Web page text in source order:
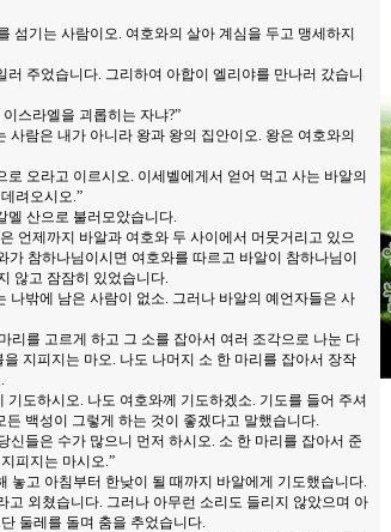
섬기는 사람이오. 여호와의 살아 계심을 두고 맹세하지
주었습니다. 그리하여 아합이 엘리야를 만나러 갔습니
스라엘을 괴롭히는 자냐?”
람은 내가 아니라 왕과 왕의 집안이오. 왕은 여호와의
오라고 이르시오. 이세벨에게서 얻어 먹고 사는 바알의
려오시오.”
산으로 불러모았습니다.
언제까지 바알과 여호와 두 사이에서 머뭇거리고 있으
참하나님이시면 여호와를 따르고 바알이 참하나님이
않고 잠잠히 있었습니다.
밖에 남은 사람이 없소. 그러나 바알의 예언자들은 사
를 고르게 하고 그 소를 잡아서 여러 조각으로 나눈 다
지피지는 마오. 나도 나머지 소 한 마리를 잡아서 장작
도하시오. 나도 여호와께 기도하겠소. 기도를 들어 주셔
백성이 그렇게 하는 것이 좋겠다고 말했습니다.
들은 수가 많으니 먼저 하시오. 소 한 마리를 잡아서 준
피지는 마시오.”
고 아침부터 한낮이 될 때까지 바알에게 기도했습니다.
고 외쳤습니다. 그러나 아무런 소리도 들리지 않았으며 아
둘레를 돌며 춤을 추었습니다.